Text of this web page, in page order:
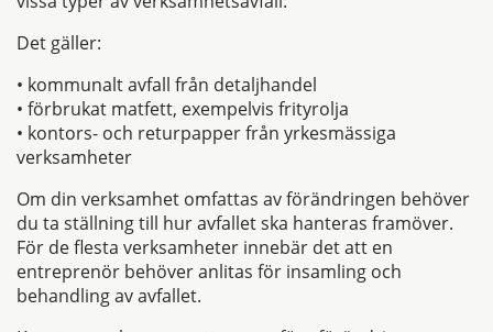
Det gäller:
• kommunalt avfall från detaljhandel
• förbrukat matfett, exempelvis frityrolja
• kontors- och returpapper från yrkesmässiga
verksamheter
Om din verksamhet omfattas av förändringen behöver
du ta ställning till hur avfallet ska hanteras framöver.
För de flesta verksamheter innebär det att en
entreprenör behöver anlitas för insamling och
behandling av avfallet.